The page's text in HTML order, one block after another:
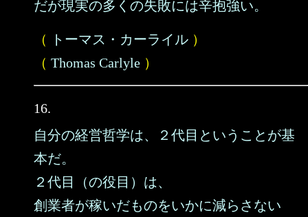
だが現実の多くの失敗には辛抱強い。
（ トーマス・カーライル ）
（ Thomas Carlyle ）
16.
自分の経営哲学は、２代目ということが基
本だ。
２代目（の役目）は、
創業者が稼いだものをいかに減らさない